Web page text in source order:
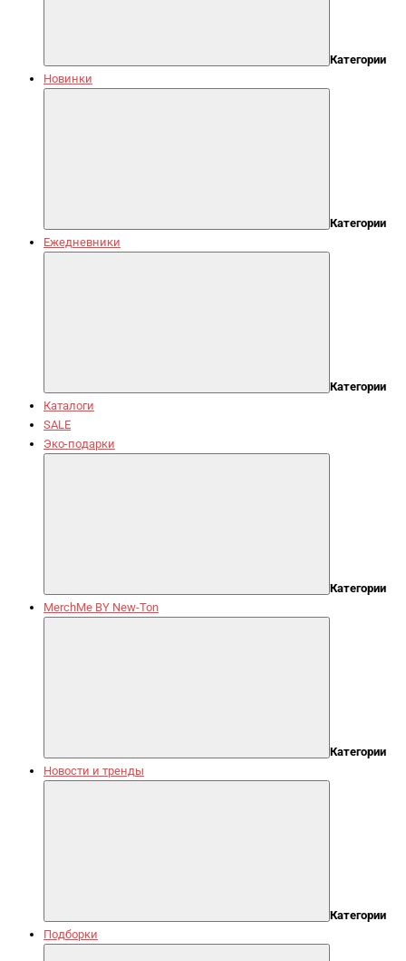
Категории
Новинки
Категории
Ежедневники
Категории
Каталоги
SALE
Эко-подарки
Категории
MerchMe BY New-Ton
Категории
Новости и тренды
Категории
Подборки